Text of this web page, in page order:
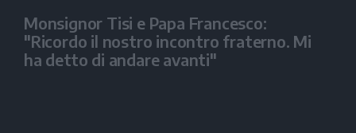
Monsignor Tisi e Papa Francesco:
"Ricordo il nostro incontro fraterno. Mi
ha detto di andare avanti"